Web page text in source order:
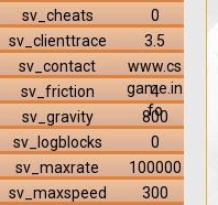
sv_cheats
0
sv_clienttrace
3.5
sv_contact
www.cs
game.in
fo
sv_friction
4
sv_gravity
800
sv_logblocks
0
sv_maxrate
100000
sv_maxspeed
300